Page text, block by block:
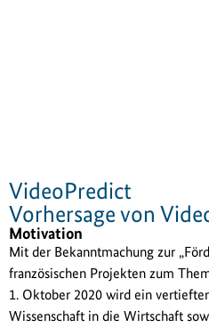
VideoPredict
Vorhersage von
Motivation
Mit der Bekanntmachung zur
französischen Projekten zum
1. Oktober 2020 wird ein
Wissenschaft in die Wirtschaft